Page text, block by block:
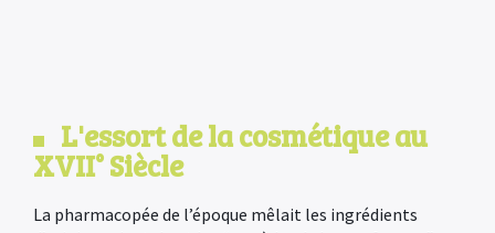
L'essort de la cosmétique au
XVII° Siècle
La pharmacopée de l’époque mêlait les ingrédients